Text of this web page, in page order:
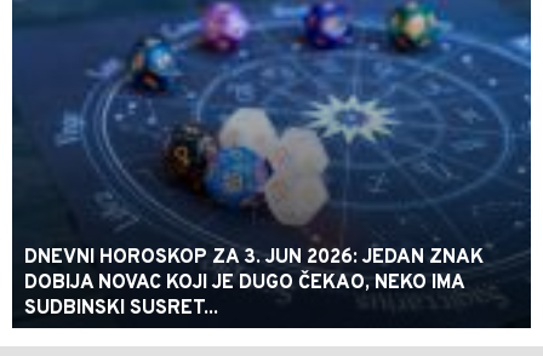
DNEVNI HOROSKOP ZA 3. JUN 2026: JEDAN ZNAK
DOBIJA NOVAC KOJI JE DUGO ČEKAO, NEKO IMA
SUDBINSKI SUSRET...